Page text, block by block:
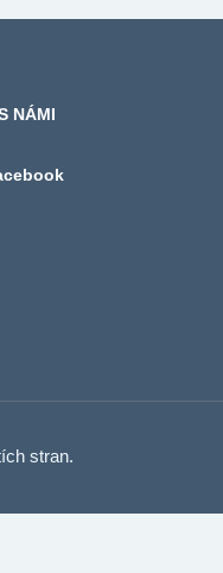
NÁMI
stran.